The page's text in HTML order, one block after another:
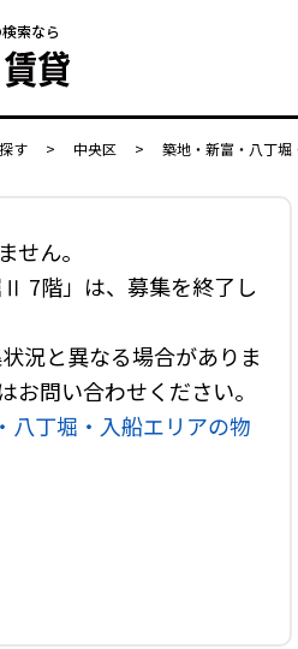
索なら
す > 中央区 > 築地・新富・八丁堀
せん。
Ⅱ 7階」は、募集を終了し
況と異なる場合がありま
お問い合わせください。
八丁堀・入船エリアの物